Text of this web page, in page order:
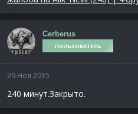
Cerberus
ПОЛЬЗОВАТЕЛЬ
29 Ноя 2015
240 минут.Закрыто.